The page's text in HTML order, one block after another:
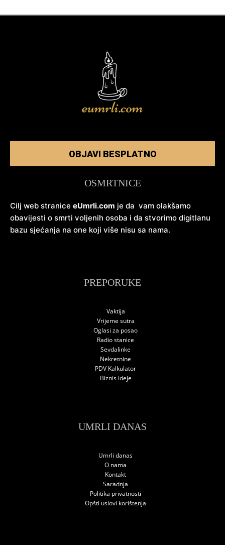
OBJAVI BESPLATNO
OSMRTNICE
Cilj web stranice eUmrli.com je da vam olakšamo
obavijesti o smrti voljenih osoba i da stvorimo digitlanu
bazu sjećanja na one koji više nisu sa nama.
PREPORUKE
Vaktija
Vrijeme sutra
Oglasi za posao
Radio stanice
Sevdalinke
Nekretnine
PDV Kalkulator
Biznis ideje
UMRLI DANAS
Umrli danas
O nama
Kontakt
Saradnja
Politika privatnosti
Opšti uslovi korištenja